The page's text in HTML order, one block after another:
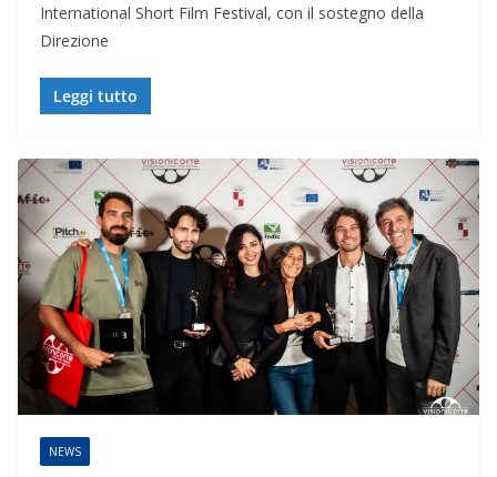
International Short Film Festival, con il sostegno della
Direzione
Leggi tutto
NEWS